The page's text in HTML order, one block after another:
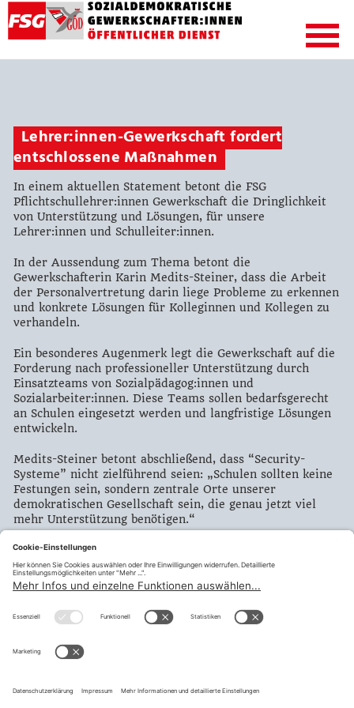
Lehrer:innen-Gewerkschaft fordert
entschlossene Maßnahmen
In einem aktuellen Statement betont die FSG
Pflichtschullehrer:innen Gewerkschaft die Dringlichkeit
von Unterstützung und Lösungen, für unsere
Lehrer:innen und Schulleiter:innen.
In der Aussendung zum Thema betont die
Gewerkschafterin Karin Medits-Steiner, dass die Arbeit
der Personalvertretung darin liege Probleme zu erkennen
und konkrete Lösungen für Kolleginnen und Kollegen zu
verhandeln.
Ein besonderes Augenmerk legt die Gewerkschaft auf die
Forderung nach professioneller Unterstützung durch
Einsatzteams von Sozialpädagog:innen und
Sozialarbeiter:innen. Diese Teams sollen bedarfsgerecht
an Schulen eingesetzt werden und langfristige Lösungen
entwickeln.
Medits-Steiner betont abschließend, dass “Security-
Systeme” nicht zielführend seien: „Schulen sollten keine
Festungen sein, sondern zentrale Orte unserer
demokratischen Gesellschaft sein, die genau jetzt viel
mehr Unterstützung benötigen.“
Für den vollständigen Artikel verweisen wir auf den
folgendenText